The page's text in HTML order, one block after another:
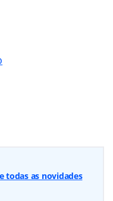
todas as novidades